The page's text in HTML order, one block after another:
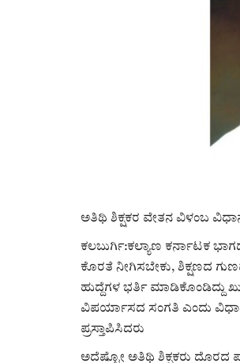
ಅತಿಥಿ ಶಿಕ್ಷಕರ ವೇತನ ವಿಳಂಬ
ಕಲಬುರ್ಗಿ:ಕಲ್ಯಾಣ ಕರ್ನಾಟಕ
ಕೊರತೆ ನೀಗಿಸಬೇಕು, ಶಿಕ್ಷಣದ
ಹುದ್ದೆಗಳ ಭರ್ತಿ ಮಾಡಿಕೊಂಡಿದ್ದು
ವಿಪರ್ಯಾಸದ ಸಂಗತಿ ಎಂದು
ಪ್ರಸ್ತಾಪಿಸಿದರು
ಅದೆಷ್ಟೋ ಅತಿಥಿ ಶಿಕ್ಷಕರು ದೊರದ